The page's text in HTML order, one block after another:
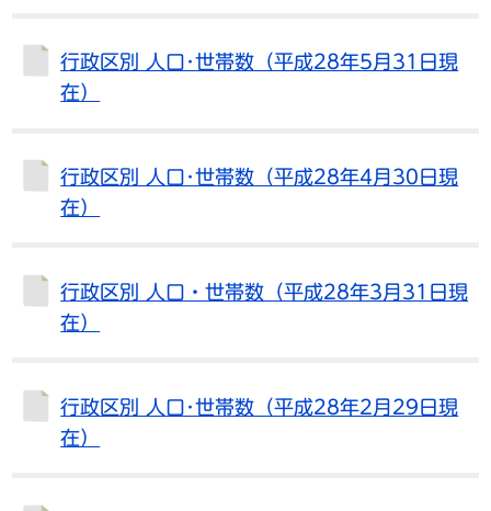
行政区別 人口･世帯数（平成28年5月31日現
在）
行政区別 人口･世帯数（平成28年4月30日現
在）
行政区別 人口・世帯数（平成28年3月31日現
在）
行政区別 人口･世帯数（平成28年2月29日現
在）